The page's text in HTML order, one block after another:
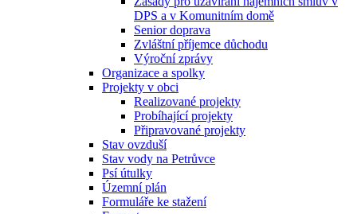
DPS a v Komunitním domě
Senior doprava
Zvláštní příjemce důchodu
Výroční zprávy
Organizace a spolky
Projekty v obci
Realizované projekty
Probíhající projekty
Připravované projekty
Stav ovzduší
Stav vody na Petrůvce
Psí útulky
Územní plán
Formuláře ke stažení